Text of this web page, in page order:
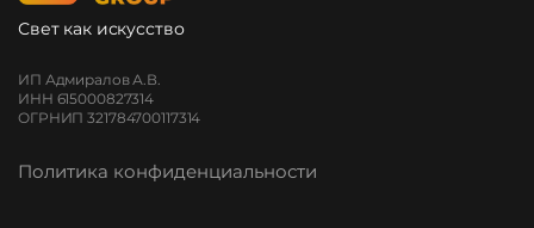
Свет как искусство
ИП Адмиралов А.В.
ИНН 615000827314
ОГРНИП 321784700117314
Политика конфиденциальности